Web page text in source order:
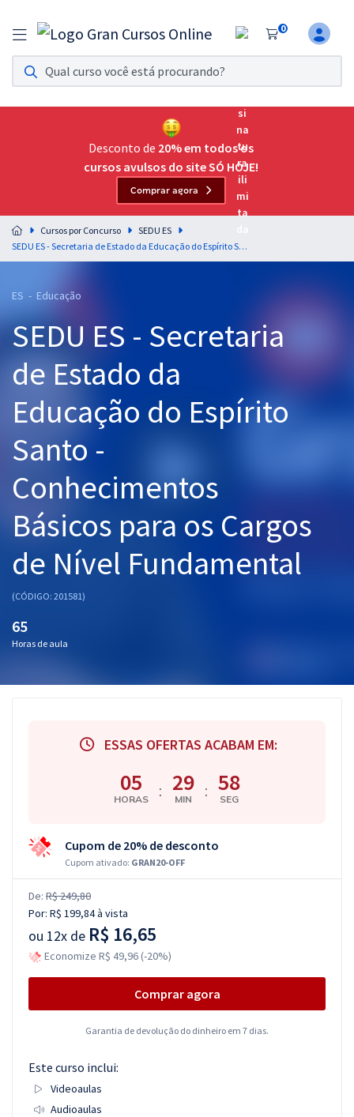
0
Assinatura Ilimitada 11
Acesso a todos os cursos. Teste grátis por 7 dias!
Assinatura OAB Até Passar
Acesso ilimitado a toda preparação para o Exame da
Residências Multiprofissionais
Preparação completa e intensiva para as principais
residências em saúde do Brasil
Cursos 20% OFF
Pós
Graduação
OAB
Mentorias
Questões grátis
Conteúdo gratuito
Desconto de 20% em todos os
cursos avulsos do site SÓ HOJE!
Comprar agora
Cursos por Concurso
SEDU ES
SEDU ES - Secretaria de Estado da Educação do Espírito Santo - Conhecimentos Básicos para os Cargos de Nível Fundamental
ES - Educação
SEDU ES - Secretaria
de Estado da
Educação do Espírito
Santo -
Conhecimentos
Básicos para os Cargos
de Nível Fundamental
(CÓDIGO: 201581)
65
Horas de aula
ESSAS OFERTAS ACABAM EM:
05
HORAS : 29
MIN : 57
SEG
Cupom de 20% de desconto
Cupom ativado: GRAN20-OFF
De: R$ 249,80
Por: R$ 199,84à vista
ou 12x de R$ 16,65
Economize R$ 49,96 (-20%)
Comprar agora
Garantia de devolução do dinheiro em 7 dias.
Este curso inclui:
Videoaulas
Audioaulas